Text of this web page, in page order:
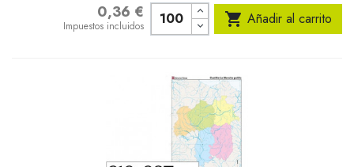
0,36 €
Impuestos incluidos  Añadir al carrito